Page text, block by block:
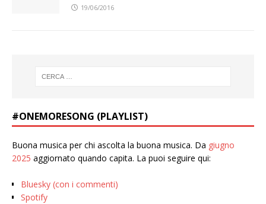
19/06/2016
#ONEMORESONG (PLAYLIST)
Buona musica per chi ascolta la buona musica. Da giugno
2025 aggiornato quando capita. La puoi seguire qui:
Bluesky (con i commenti)
Spotify